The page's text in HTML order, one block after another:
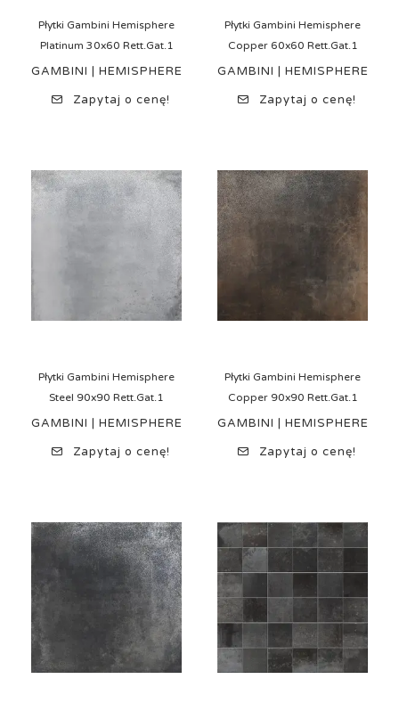
Płytki Gambini Hemisphere
Platinum 30x60 Rett.Gat.1
GAMBINI | HEMISPHERE
Zapytaj o cenę!
Płytki Gambini Hemisphere
Copper 60x60 Rett.Gat.1
GAMBINI | HEMISPHERE
Zapytaj o cenę!
Płytki Gambini Hemisphere
Steel 90x90 Rett.Gat.1
GAMBINI | HEMISPHERE
Zapytaj o cenę!
Płytki Gambini Hemisphere
Copper 90x90 Rett.Gat.1
GAMBINI | HEMISPHERE
Zapytaj o cenę!